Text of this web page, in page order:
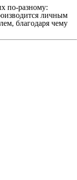
по-разному:
личным
благодаря чему